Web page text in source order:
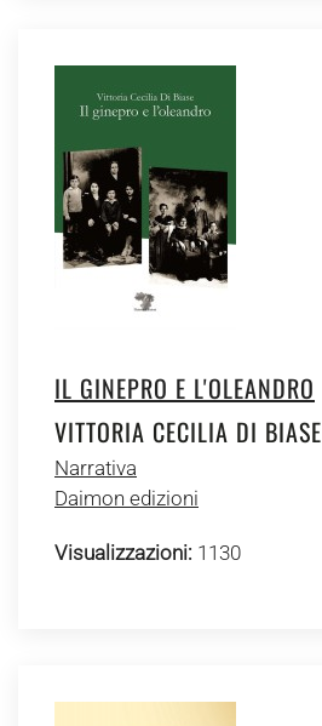
IL GINEPRO E L'OLEANDRO
VITTORIA CECILIA DI BIASE
Narrativa
Daimon edizioni
Visualizzazioni: 1130